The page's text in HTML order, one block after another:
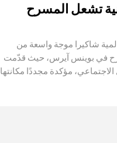
تشعل المسرح
شاكيرا موجة واسعة من
في بوينس آيرس، حيث قدّمت
مؤكدة مجددًا مكانتها